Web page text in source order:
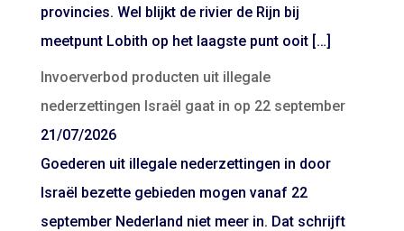
provincies. Wel blijkt de rivier de Rijn bij
meetpunt Lobith op het laagste punt ooit […]
Invoerverbod producten uit illegale
nederzettingen Israël gaat in op 22 september
21/07/2026
Goederen uit illegale nederzettingen in door
Israël bezette gebieden mogen vanaf 22
september Nederland niet meer in. Dat schrijft